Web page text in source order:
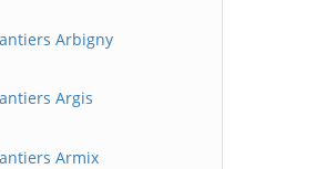
Arbigny
Argis
Armix